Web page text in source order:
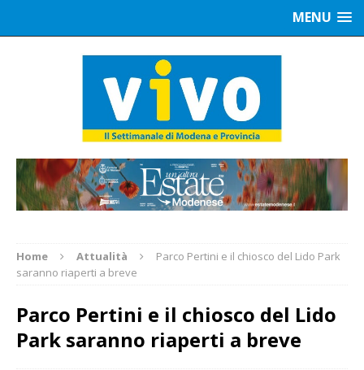
MENU
Home Attualità
Parco Pertini e il chiosco del Lido Park
saranno riaperti a breve
Parco Pertini e il chiosco del Lido
Park saranno riaperti a breve